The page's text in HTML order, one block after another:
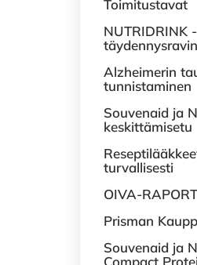
Toimitustavat
NUTRIDRINK
Alzheimerin
tunnistaminen
Souvenaid ja
keskittämisetu
turvallisesti
OIVA-
Prisman
Souvenaid ja
Compact